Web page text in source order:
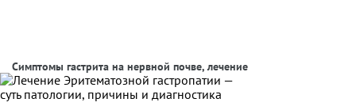
Симптомы гастрита на нервной почве, лечение